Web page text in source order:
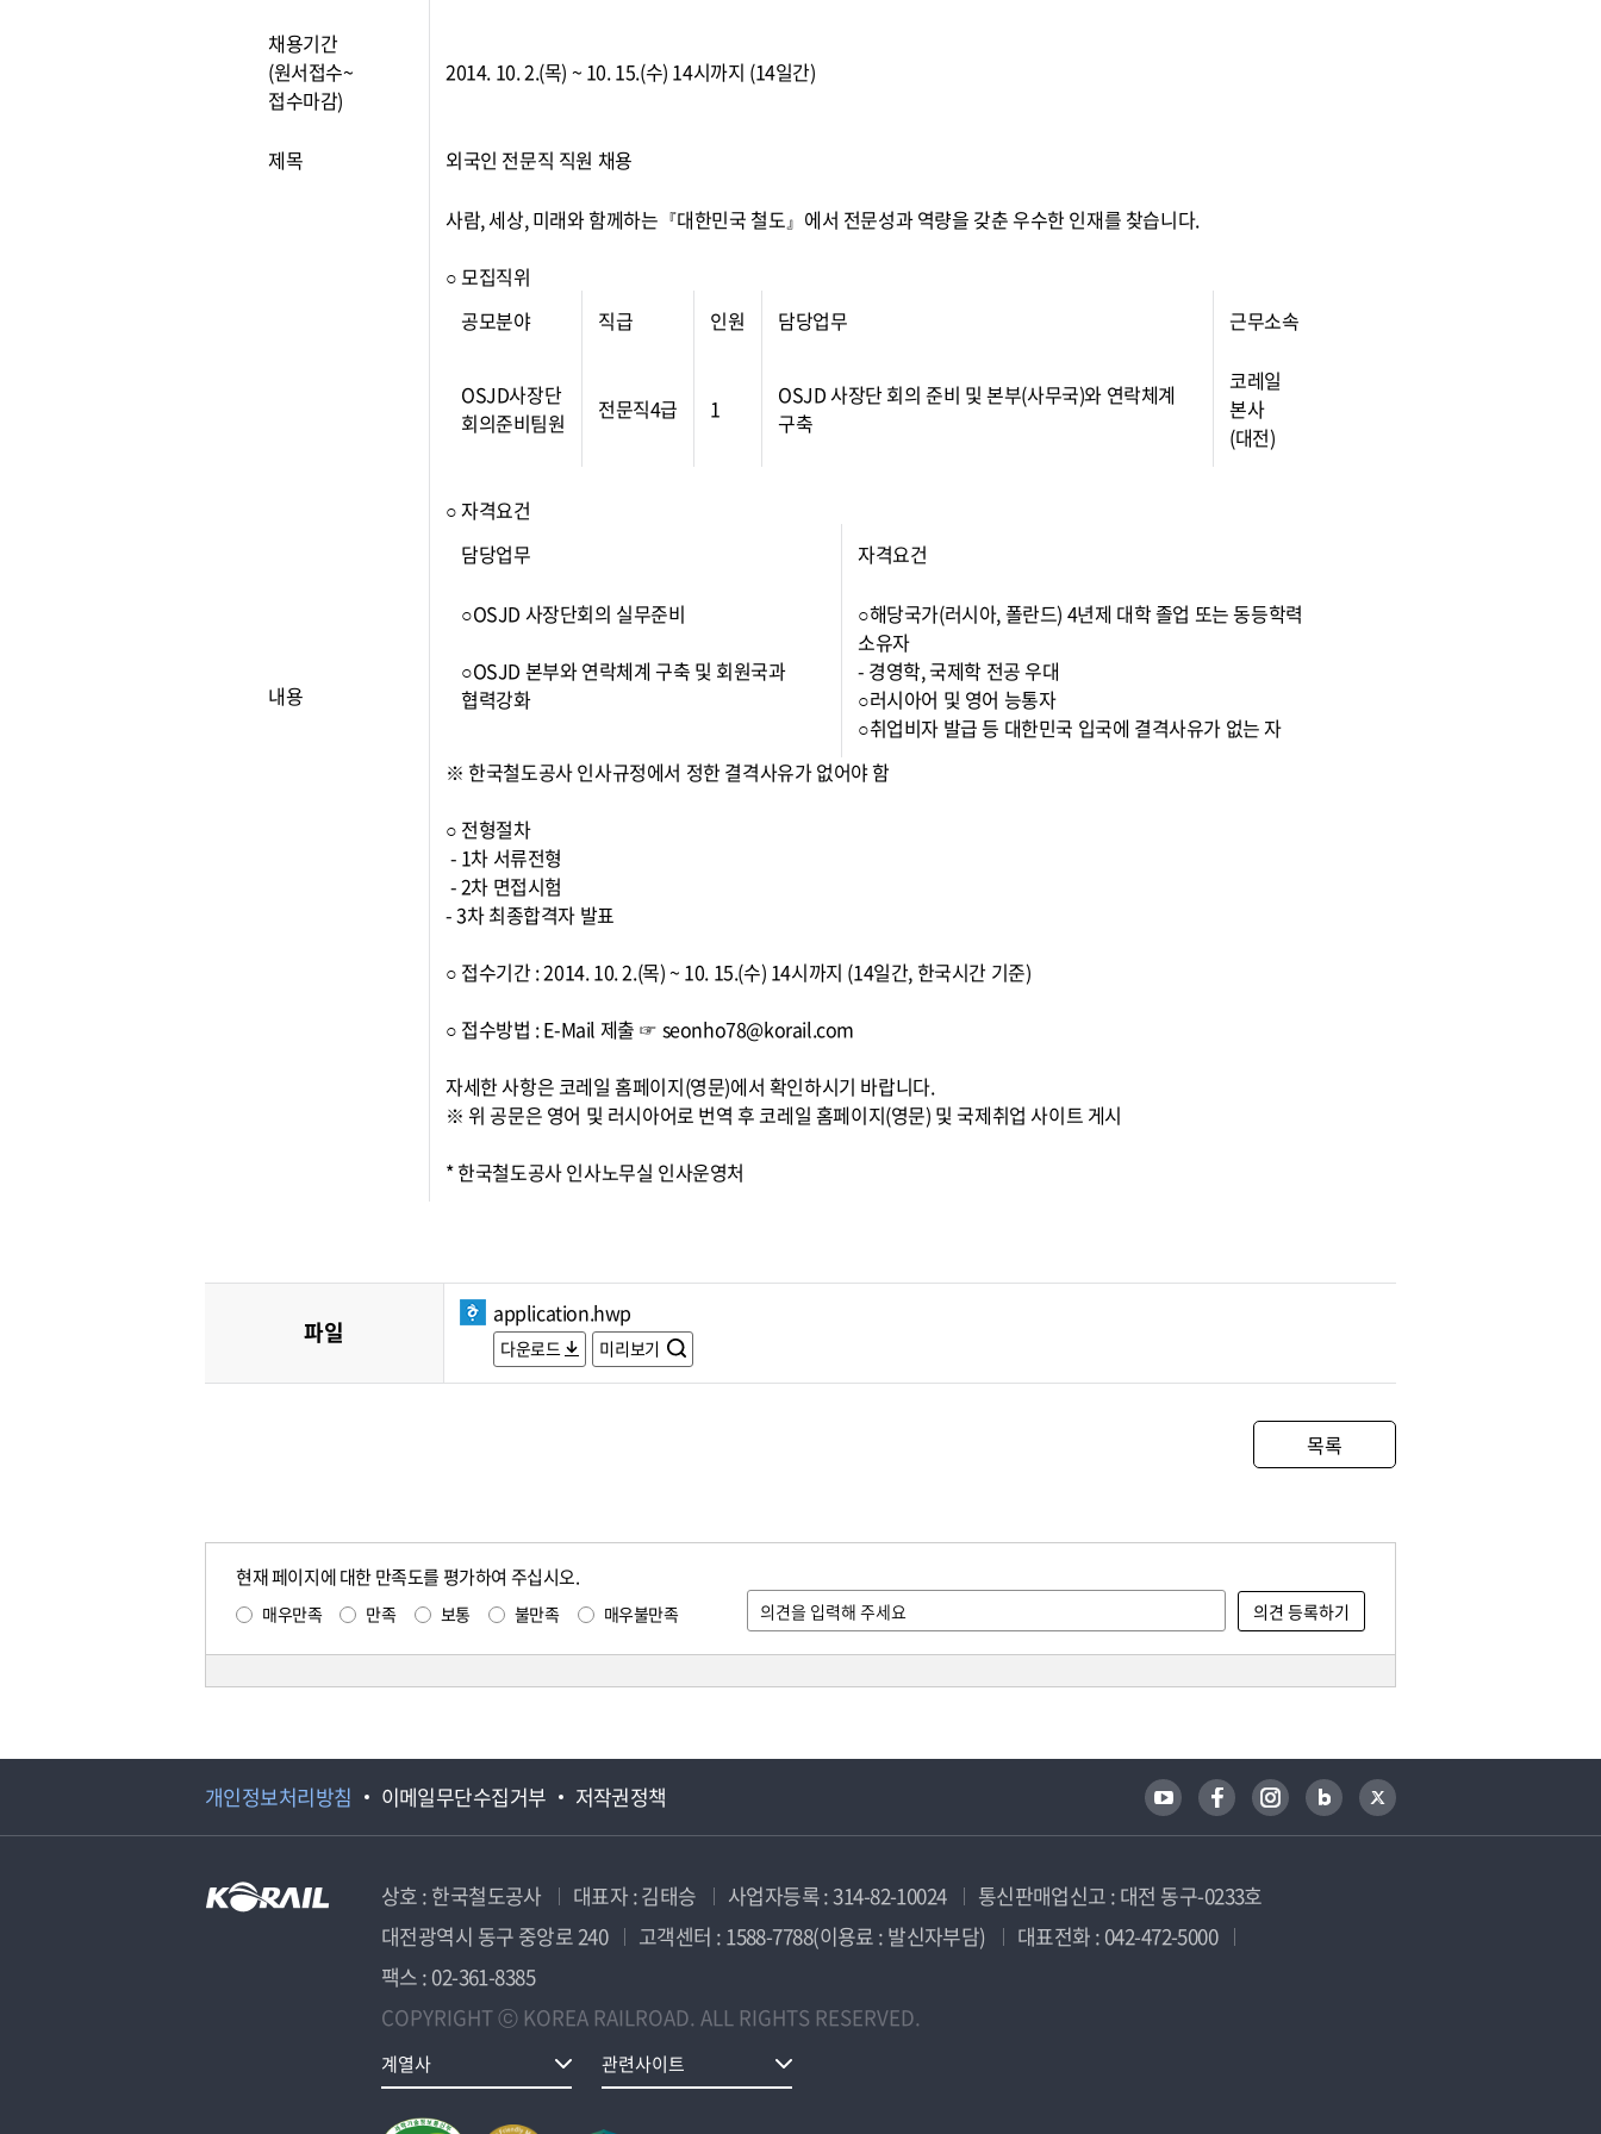
채용기간
(원서접수~
접수마감)
2014. 10. 2.(목) ~ 10. 15.(수) 14시까지 (14일간)
제목 외국인 전문직 직원 채용
내용
사람, 세상, 미래와 함께하는『대한민국 철도』에서 전문성과 역량을 갖춘 우수한 인재를 찾습니다.
○ 모집직위
공모분야
직급 인원 담당업무 근무소속
OSJD사장단
회의준비팀원
전문직4급 1
OSJD 사장단 회의 준비 및 본부(사무국)와 연락체계
구축
코레일
본사
(대전)
○ 자격요건
담당업무
자격요건
○OSJD 사장단회의 실무준비
○OSJD 본부와 연락체계 구축 및 회원국과
협력강화
○해당국가(러시아, 폴란드) 4년제 대학 졸업 또는 동등학력
소유자
- 경영학, 국제학 전공 우대
○러시아어 및 영어 능통자
○취업비자 발급 등 대한민국 입국에 결격사유가 없는 자
※ 한국철도공사 인사규정에서 정한 결격사유가 없어야 함
○ 전형절차
- 1차 서류전형
- 2차 면접시험
- 3차 최종합격자 발표
○ 접수기간 : 2014. 10. 2.(목) ~ 10. 15.(수) 14시까지 (14일간, 한국시간 기준)
○ 접수방법 : E-Mail 제출 ☞ seonho78@korail.com
자세한 사항은 코레일 홈페이지(영문)에서 확인하시기 바랍니다.
※ 위 공문은 영어 및 러시아어로 번역 후 코레일 홈페이지(영문) 및 국제취업 사이트 게시
* 한국철도공사 인사노무실 인사운영처
파일
application.hwp
다운로드 미리보기
목록
현재 페이지에 대한 만족도를 평가하여 주십시오.
매우만족 만족 보통 불만족 매우불만족
개인정보처리방침 이메일무단수집거부 저작권정책
상호 : 한국철도공사 대표자 : 김태승 사업자등록 : 314-82-10024
통신판매업신고 : 대전 동구-0233호
대전광역시 동구 중앙로 240
고객센터 : 1588-7788(이용료 : 발신자부담)
대표전화 : 042-472-5000
팩스 : 02-361-8385
COPYRIGHT ⓒ KOREA RAILROAD. ALL RIGHTS RESERVED.
계열사 관련사이트